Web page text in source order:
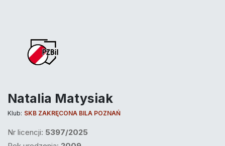
Natalia Matysiak
Klub: SKB ZAKRĘCONA BILA POZNAŃ
Nr licencji: 5397/2025